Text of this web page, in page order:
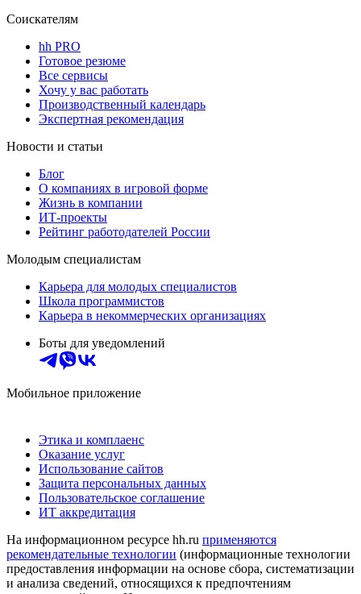
Соискателям
hh PRO
Готовое резюме
Все сервисы
Хочу у вас работать
Производственный календарь
Экспертная рекомендация
Новости и статьи
Блог
О компаниях в игровой форме
Жизнь в компании
ИТ-проекты
Рейтинг работодателей России
Молодым специалистам
Карьера для молодых специалистов
Школа программистов
Карьера в некоммерческих организациях
Боты для уведомлений
Мобильное приложение
Этика и комплаенс
Оказание услуг
Использование сайтов
Защита персональных данных
Пользовательское соглашение
ИТ аккредитация
На информационном ресурсе hh.ru применяются
рекомендательные технологии (информационные технологии
предоставления информации на основе сбора, систематизации
и анализа сведений, относящихся к предпочтениям